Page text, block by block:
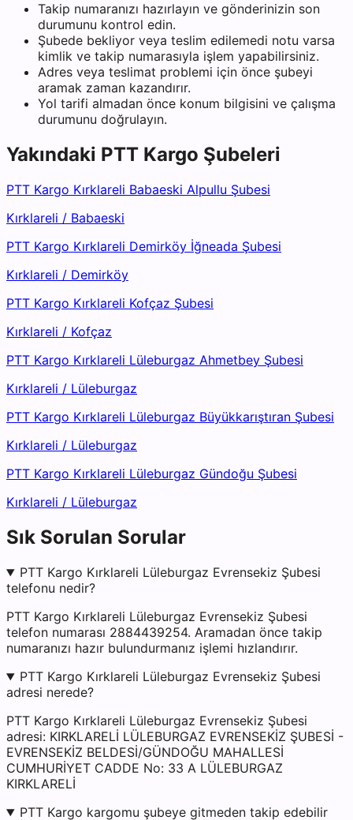
Takip numaranızı hazırlayın ve gönderinizin son
durumunu kontrol edin.
Şubede bekliyor veya teslim edilemedi notu varsa
kimlik ve takip numarasıyla işlem yapabilirsiniz.
Adres veya teslimat problemi için önce şubeyi
aramak zaman kazandırır.
Yol tarifi almadan önce konum bilgisini ve çalışma
durumunu doğrulayın.
Yakındaki PTT Kargo Şubeleri
PTT Kargo Kırklareli Babaeski Alpullu Şubesi
Kırklareli / Babaeski
PTT Kargo Kırklareli Demirköy İğneada Şubesi
Kırklareli / Demirköy
PTT Kargo Kırklareli Kofçaz Şubesi
Kırklareli / Kofçaz
PTT Kargo Kırklareli Lüleburgaz Ahmetbey Şubesi
Kırklareli / Lüleburgaz
PTT Kargo Kırklareli Lüleburgaz Büyükkarıştıran Şubesi
Kırklareli / Lüleburgaz
PTT Kargo Kırklareli Lüleburgaz Gündoğu Şubesi
Kırklareli / Lüleburgaz
Sık Sorulan Sorular
PTT Kargo Kırklareli Lüleburgaz Evrensekiz Şubesi
telefonu nedir?
PTT Kargo Kırklareli Lüleburgaz Evrensekiz Şubesi
telefon numarası 2884439254. Aramadan önce takip
numaranızı hazır bulundurmanız işlemi hızlandırır.
PTT Kargo Kırklareli Lüleburgaz Evrensekiz Şubesi
adresi nerede?
PTT Kargo Kırklareli Lüleburgaz Evrensekiz Şubesi
adresi: KIRKLARELİ LÜLEBURGAZ EVRENSEKİZ ŞUBESİ -
EVRENSEKİZ BELDESİ/GÜNDOĞU MAHALLESİ
CUMHURİYET CADDE No: 33 A LÜLEBURGAZ
KIRKLARELİ
PTT Kargo kargomu şubeye gitmeden takip edebilir